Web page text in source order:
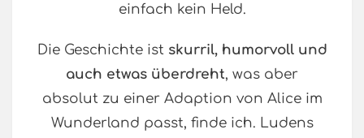
einfach kein Held.
Die Geschichte ist skurril, humorvoll und
auch etwas überdreht, was aber
absolut zu einer Adaption von Alice im
Wunderland passt, finde ich. Ludens